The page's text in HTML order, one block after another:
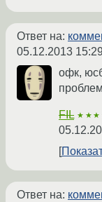
Ответ на:
05.12.2013
офк,
FIL
Ответ на: